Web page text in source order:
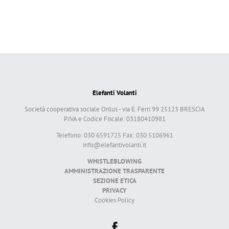
Elefanti Volanti
Società cooperativa sociale Onlus - via E. Ferri 99 25123 BRESCIA
P.IVA e Codice Fiscale: 03180410981
Telefono: 030 6591725 Fax: 030 5106961
info@elefantivolanti.it
WHISTLEBLOWING
AMMINISTRAZIONE TRASPARENTE
SEZIONE ETICA
PRIVACY
Cookies Policy